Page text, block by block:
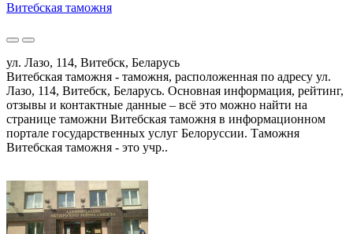
Витебская таможня
ул. Лазо, 114, Витебск, Беларусь
Витебская таможня - таможня, расположенная по адресу ул.
Лазо, 114, Витебск, Беларусь. Основная информация, рейтинг,
отзывы и контактные данные – всё это можно найти на
странице таможни Витебская таможня в информационном
портале государственных услуг Белоруссии. Таможня
Витебская таможня - это учр..